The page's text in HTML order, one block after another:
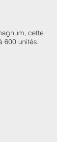
cette
600 unités.